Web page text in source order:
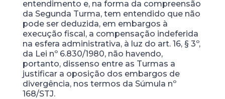
entendimento e, na forma da compreensão
da Segunda Turma, tem entendido que não
pode ser deduzida, em embargos à
execução fiscal, a compensação indeferida
na esfera administrativa, à luz do art. 16, § 3º,
da Lei nº 6.830/1980, não havendo,
portanto, dissenso entre as Turmas a
justificar a oposição dos embargos de
divergência, nos termos da Súmula nº
168/STJ.